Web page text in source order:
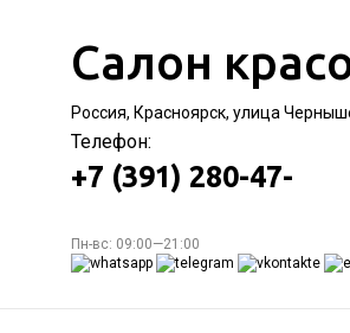
Салон
Россия, Красноярск, улица
Телефон:
+7 (391) 280-47-
Пн-вс: 09:00—21:00